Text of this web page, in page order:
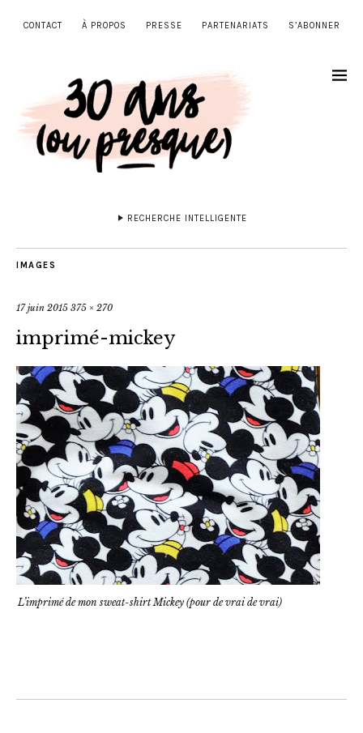
CONTACT À PROPOS PRESSE PARTENARIATS S’ABONNER
RECHERCHE INTELLIGENTE
IMAGES
17 juin 2015 375 × 270
imprimé-mickey
L’imprimé de mon sweat-shirt Mickey (pour de vrai de vrai)